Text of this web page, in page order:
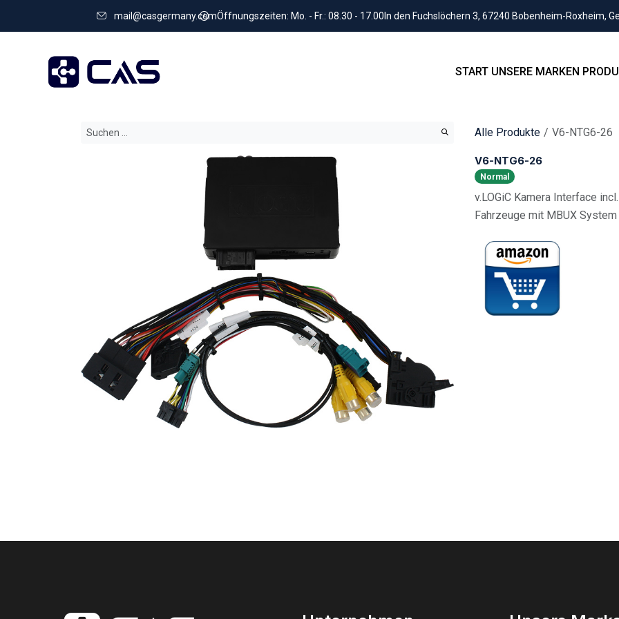
mail@casgermany.comÖffnungszeiten: Mo. - Fr.: 08.30 - 17.00 In den Fuchslöchern 3, 67240 Bobenheim-Roxheim,
START UNSERE MARKEN
Alle Produkte V6-NTG6-26
V6-NTG6-26
Normal
v.LOGiC Kamera Interface
Fahrzeuge mit MBUX